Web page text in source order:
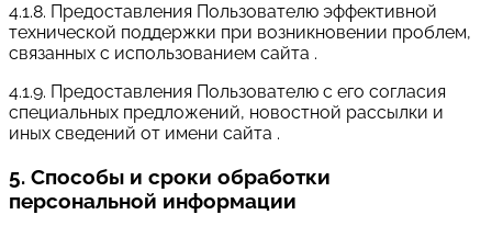
4.1.8. Предоставления Пользователю эффективной
технической поддержки при возникновении проблем,
связанных с использованием сайта .
4.1.9. Предоставления Пользователю с его согласия
специальных предложений, новостной рассылки и
иных сведений от имени сайта .
5. Способы и сроки обработки
персональной информации